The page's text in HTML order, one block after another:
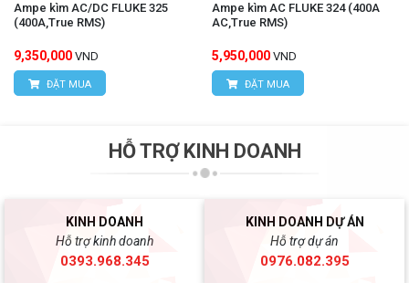
Ampe kìm AC/DC FLUKE 325
(400A,True RMS)
9,350,000 VND
ĐẶT MUA
Ampe kìm AC FLUKE 324 (400A
AC,True RMS)
5,950,000 VND
ĐẶT MUA
HỖ TRỢ KINH DOANH
KINH DOANH
Hỗ trợ kinh doanh
0393.968.345
KINH DOANH DỰ ÁN
Hỗ trợ dự án
0976.082.395